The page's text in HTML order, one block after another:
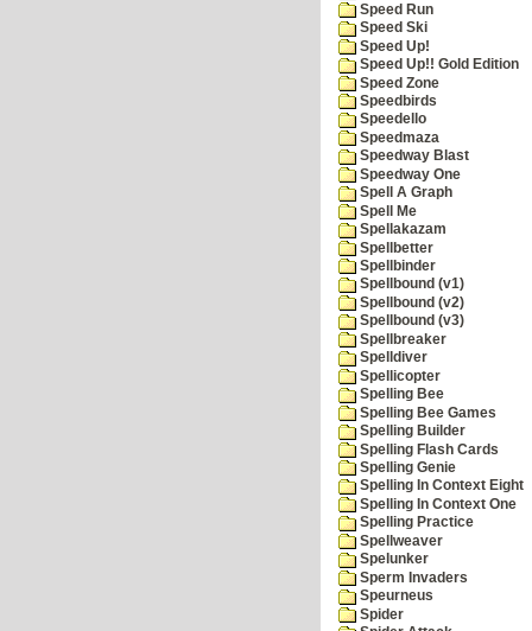
Speed Run
Speed Ski
Speed Up!
Speed Up!! Gold Edition
Speed Zone
Speedbirds
Speedello
Speedmaza
Speedway Blast
Speedway One
Spell A Graph
Spell Me
Spellakazam
Spellbetter
Spellbinder
Spellbound (v1)
Spellbound (v2)
Spellbound (v3)
Spellbreaker
Spelldiver
Spellicopter
Spelling Bee
Spelling Bee Games
Spelling Builder
Spelling Flash Cards
Spelling Genie
Spelling In Context Eight
Spelling In Context One
Spelling Practice
Spellweaver
Spelunker
Sperm Invaders
Speurneus
Spider